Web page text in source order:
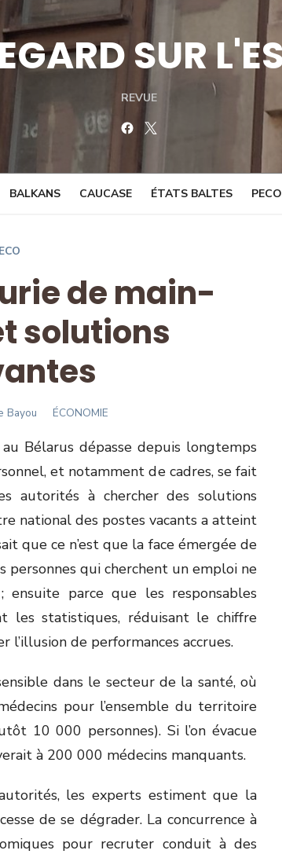
SUR
REVUE
Facebook
BALKANS CAUCASE ÉTATS BALTES PECO
de main-
solutions
Bayou ÉCONOMIE
Bélarus dépasse depuis longtemps
et notamment de cadres, se fait
autorités à chercher des solutions
national des postes vacants a atteint
que ce n’est que la face émergée de
personnes qui cherchent un emploi ne
parce que les responsables
les statistiques, réduisant le chiffre
l’illusion de performances accrues.
dans le secteur de la santé, où
pour l’ensemble du territoire
10 000 personnes). Si l’on évacue
à 200 000 médecins manquants.
les experts estiment que la
de se dégrader. La concurrence à
pour recruter conduit à des